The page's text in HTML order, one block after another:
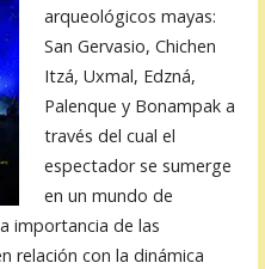
arqueológicos mayas:
San Gervasio, Chichen
Itzá, Uxmal, Edzná,
Palenque y Bonampak a
través del cual el
espectador se sumerge
en un mundo de
importancia de las
relación con la dinámica